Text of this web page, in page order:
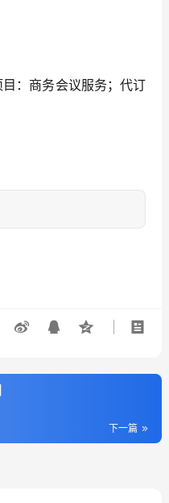
：商务会议服务；代订
下一篇